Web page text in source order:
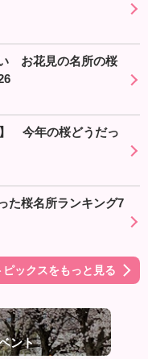
お花見の名所の桜
】 今年の桜どうだっ
た桜名所ランキング7
ピックスをもっと見る
ント